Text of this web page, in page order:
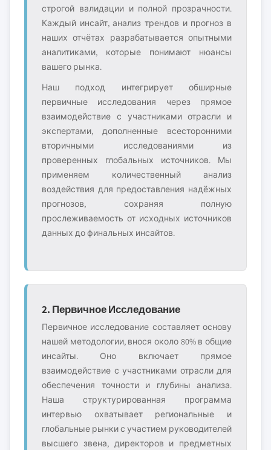
строгой валидации и полной прозрачности.
Каждый инсайт, анализ трендов и прогноз в
наших отчётах разрабатывается опытными
аналитиками, которые понимают нюансы
вашего рынка.
Наш подход интегрирует обширные
первичные исследования через прямое
взаимодействие с участниками отрасли и
экспертами, дополненные всесторонними
вторичными исследованиями из
проверенных глобальных источников. Мы
применяем количественный анализ
воздействия для предоставления надёжных
прогнозов, сохраняя полную
прослеживаемость от исходных источников
данных до финальных инсайтов.
2. Первичное Исследование
Первичное исследование составляет основу
нашей методологии, внося около 80% в общие
инсайты. Оно включает прямое
взаимодействие с участниками отрасли для
обеспечения точности и глубины анализа.
Наша структурированная программа
интервью охватывает региональные и
глобальные рынки с участием руководителей
высшего звена, директоров и предметных